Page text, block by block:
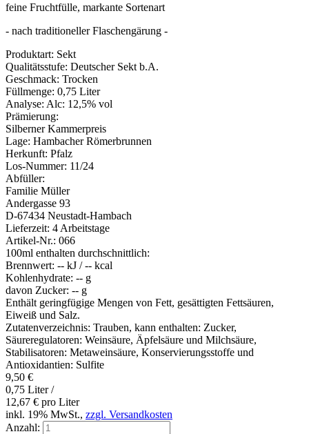
feine Fruchtfülle, markante Sortenart
- nach traditioneller Flaschengärung -
Produktart: Sekt
Qualitätsstufe: Deutscher Sekt b.A.
Geschmack: Trocken
Füllmenge: 0,75 Liter
Analyse: Alc: 12,5% vol
Prämierung:
Silberner Kammerpreis
Lage: Hambacher Römerbrunnen
Herkunft: Pfalz
Los-Nummer: 11/24
Abfüller:
Familie Müller
Andergasse 93
D-67434 Neustadt-Hambach
Lieferzeit: 4 Arbeitstage
Artikel-Nr.: 066
100ml enthalten durchschnittlich:
Brennwert: -- kJ / -- kcal
Kohlenhydrate: -- g
davon Zucker: -- g
Enthält geringfügige Mengen von Fett, gesättigten Fettsäuren,
Eiweiß und Salz.
Zutatenverzeichnis: Trauben, kann enthalten: Zucker,
Säureregulatoren: Weinsäure, Äpfelsäure und Milchsäure,
Stabilisatoren: Metaweinsäure, Konservierungsstoffe und
Antioxidantien: Sulfite
9,50 €
0,75 Liter /
12,67 € pro Liter
inkl. 19% MwSt., zzgl. Versandkosten
Anzahl: